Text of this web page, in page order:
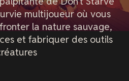
multijoueur où vous
la nature sauvage,
et fabriquer des outils